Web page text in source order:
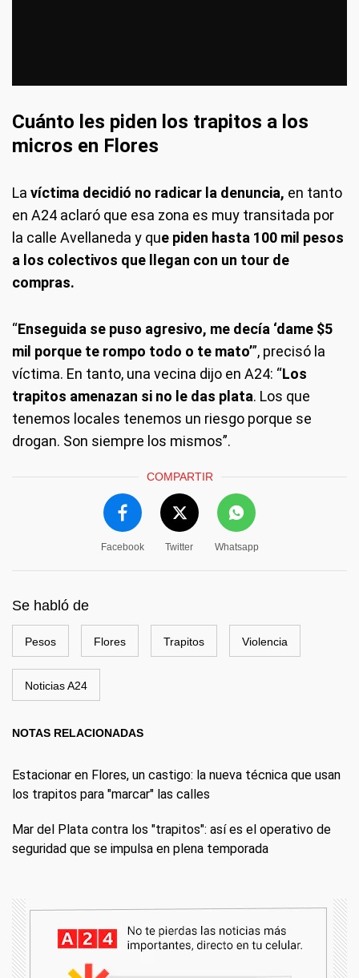
Cuánto les piden los trapitos a los
micros en Flores
La víctima decidió no radicar la denuncia, en tanto
en A24 aclaró que esa zona es muy transitada por
la calle Avellaneda y que piden hasta 100 mil pesos
a los colectivos que llegan con un tour de
compras.
“Enseguida se puso agresivo, me decía ‘dame $5
mil porque te rompo todo o te mato’”, precisó la
víctima. En tanto, una vecina dijo en A24: “Los
trapitos amenazan si no le das plata. Los que
tenemos locales tenemos un riesgo porque se
drogan. Son siempre los mismos”.
COMPARTIR
Facebook Twitter Whatsapp
Se habló de
Pesos Flores Trapitos Violencia
Noticias A24
NOTAS RELACIONADAS
Estacionar en Flores, un castigo: la nueva técnica que usan
los trapitos para "marcar" las calles
Mar del Plata contra los "trapitos": así es el operativo de
seguridad que se impulsa en plena temporada